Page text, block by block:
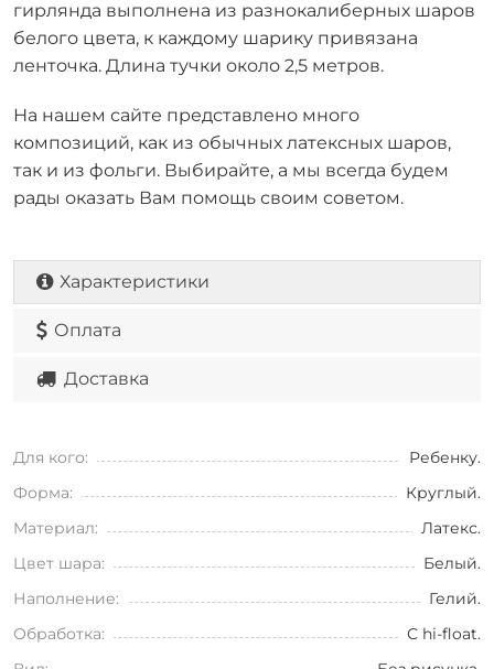
гирлянда выполнена из разнокалиберных шаров
белого цвета, к каждому шарику привязана
ленточка. Длина тучки около 2,5 метров.
На нашем сайте представлено много
композиций, как из обычных латексных шаров,
так и из фольги. Выбирайте, а мы всегда будем
рады оказать Вам помощь своим советом.
Характеристики
Оплата
Доставка
Для кого:
Ребенку.
Форма:
Круглый.
Материал:
Латекс.
Цвет шара:
Белый.
Наполнение:
Гелий.
Обработка:
С hi-float.